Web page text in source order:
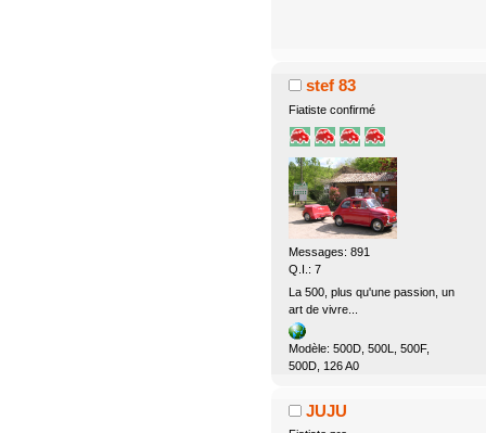
stef 83
Fiatiste confirmé
Messages: 891
Q.I.: 7
La 500, plus qu'une passion, un
art de vivre...
Modèle: 500D, 500L, 500F,
500D, 126 A0
JUJU